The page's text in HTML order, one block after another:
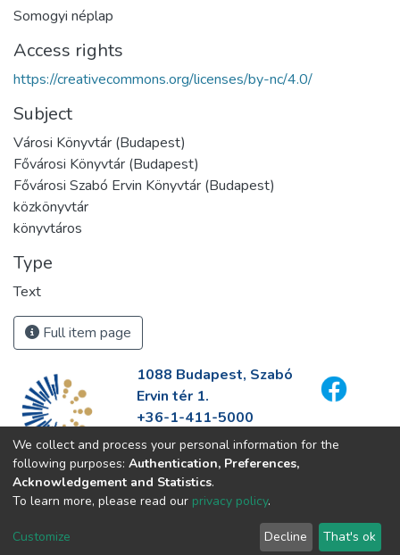
Somogyi néplap
Access rights
https://creativecommons.org/licenses/by-nc/4.0/
Subject
Városi Könyvtár (Budapest)
Fővárosi Könyvtár (Budapest)
Fővárosi Szabó Ervin Könyvtár (Budapest)
közkönyvtár
könyvtáros
Type
Text
Full item page
1088 Budapest, Szabó
Ervin tér 1.
+36-1-411-5000
info@fszek.hu
https://fszek.hu
We collect and process your personal information for the
following purposes: Authentication, Preferences,
Acknowledgement and Statistics.
To learn more, please read our privacy policy.
Customize Decline That's ok